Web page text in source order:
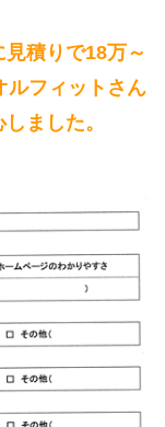
積りで18万～
ルフィットさん
ました。